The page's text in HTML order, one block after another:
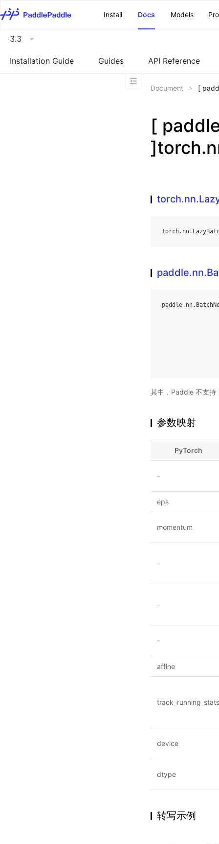
Install
Docs Models
3.3
Installation Guide Guides API Reference
Document [
[
torch. nn.
paddle. nn.
其中，Paddle 不支持
参数映射
PyTorch
-
eps
momentum
-
-
-
affine
track_running_stats
device
dtype
转写示例